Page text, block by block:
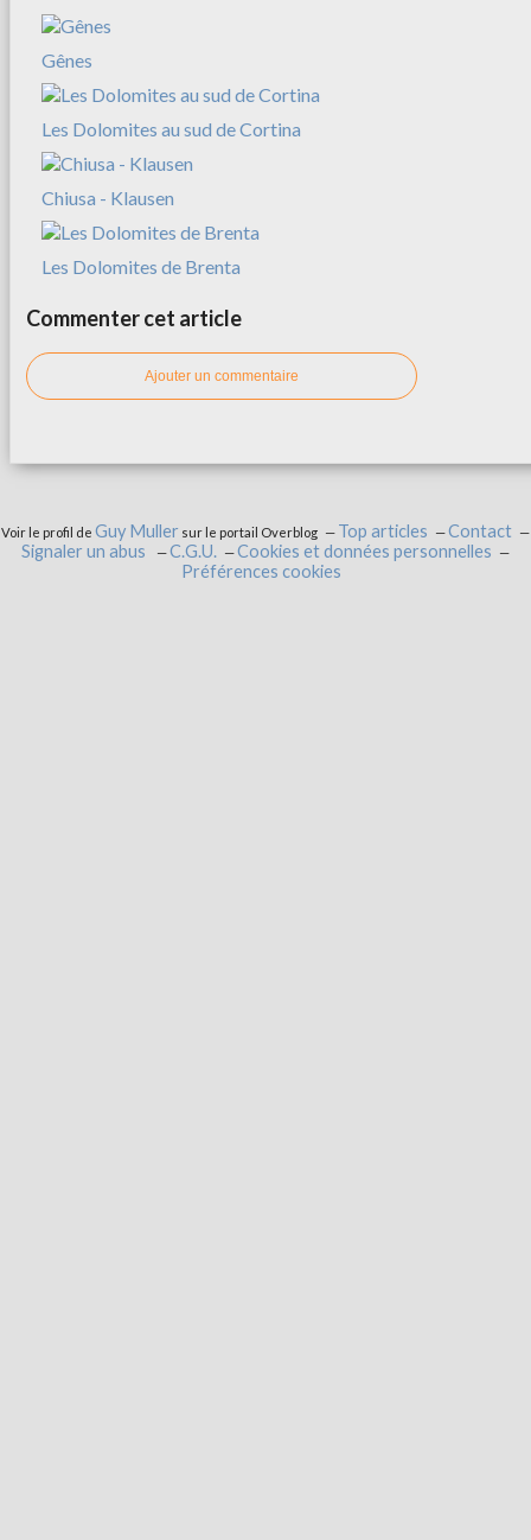
Gênes
Les Dolomites au sud de Cortina
Chiusa - Klausen
Les Dolomites de Brenta
Commenter cet article
Ajouter un commentaire
Voir le profil de Guy Muller sur le portail Overblog Top articles
Contact
Signaler un abus
C.G.U.
Cookies et données personnelles
Préférences cookies